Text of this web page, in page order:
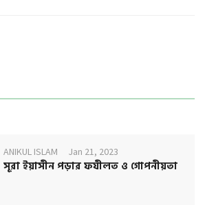
ANIKUL ISLAM Jan 21, 2023
সূরা ইয়াসীন পড়ার ফযীলত ও গোপনীয়তা